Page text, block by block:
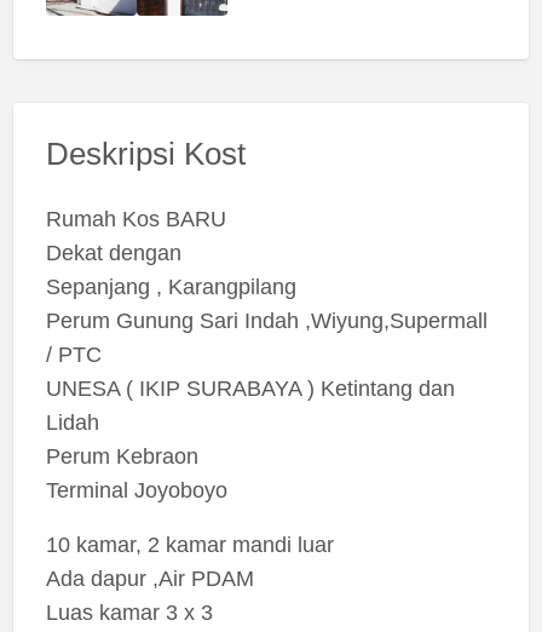
Deskripsi Kost
Rumah Kos BARU
Dekat dengan
Sepanjang , Karangpilang
Perum Gunung Sari Indah ,Wiyung,Supermall
/ PTC
UNESA ( IKIP SURABAYA ) Ketintang dan
Lidah
Perum Kebraon
Terminal Joyoboyo
10 kamar, 2 kamar mandi luar
Ada dapur ,Air PDAM
Luas kamar 3 x 3